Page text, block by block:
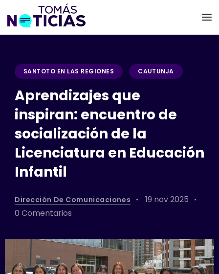
SANTOTO EN LAS REGIONES CAUTUNJA
Aprendizajes que
inspiran: encuentro de
socialización de la
Licenciatura en Educación
Infantil
Dirección De Comunicaciones
19 nov 2025
0 Comentarios